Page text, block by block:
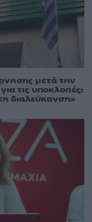
μετά την
τις υποκλοπές:
διαλεύκανση»